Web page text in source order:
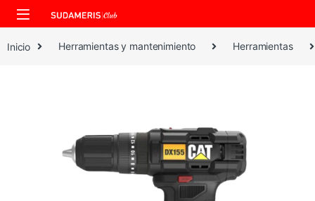
Skip to navigation
Skip to content
Inicio Herramientas y mantenimiento Herramientas